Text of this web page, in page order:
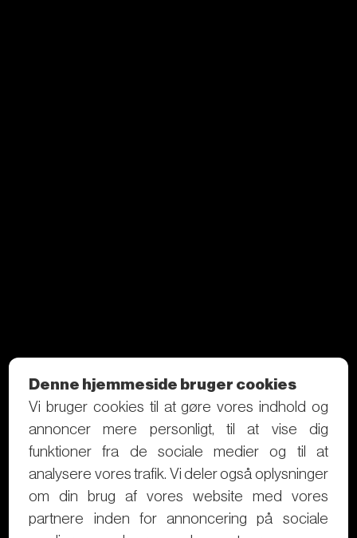
Denne hjemmeside bruger cookies
Vi bruger cookies til at gøre vores indhold og
annoncer mere personligt, til at vise dig
funktioner fra de sociale medier og til at
analysere vores trafik. Vi deler også oplysninger
om din brug af vores website med vores
partnere inden for annoncering på sociale